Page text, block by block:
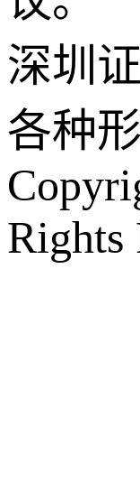
深圳
各种
Rights